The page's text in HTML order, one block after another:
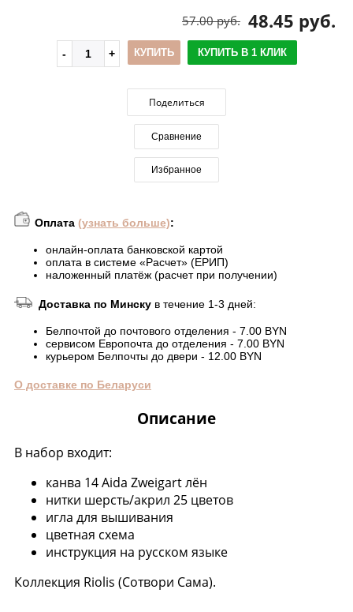
48.45 руб.
57.00 руб.
КУПИТЬ КУПИТЬ В 1 КЛИК
Поделиться
Сравнение
Избранное
Оплата (узнать больше):
онлайн-оплата банковской картой
оплата в системе «Расчет» (ЕРИП)
наложенный платёж (расчет при получении)
Доставка по Минску в течение 1-3 дней:
Белпочтой до почтового отделения - 7.00 BYN
сервисом Европочта до отделения - 7.00 BYN
курьером Белпочты до двери - 12.00 BYN
О доставке по Беларуси
Описание
В набор входит:
канва 14 Aida Zweigart лён
нитки шерсть/акрил 25 цветов
игла для вышивания
цветная схема
инструкция на русском языке
Коллекция Riolis (Сотвори Сама).